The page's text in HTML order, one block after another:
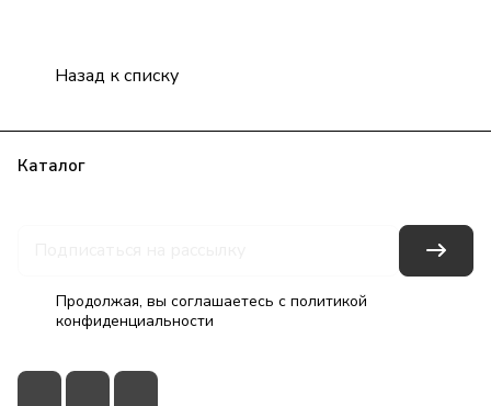
Назад к списку
Каталог
Продолжая, вы соглашаетесь с политикой
конфиденциальности